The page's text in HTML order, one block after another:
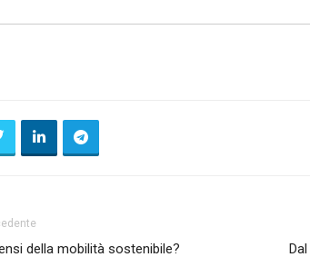
della mobilità sostenibile?